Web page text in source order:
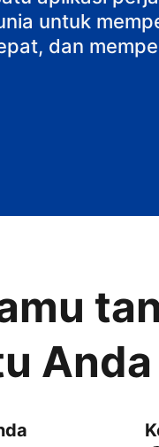
untuk
dan
Anda